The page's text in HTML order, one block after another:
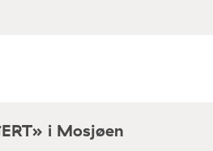
i Mosjøen